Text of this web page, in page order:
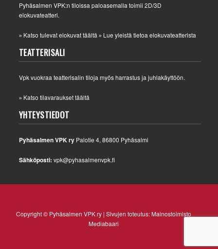
Pyhäsalmen VPK:n tiloissa paloasemalla toimii 2D/3D
elokuvateatteri.
» Katso tulevat elokuvat täältä » Lue yleistä tietoa elokuvateatterista
TEATTERISALI
Vpk vuokraa teatterisalin tiloja myös harrastus ja juhlakäyttöön.
» Katso tilavaraukset täältä
YHTEYSTIEDOT
Pyhäsalmen VPK ry Palotie 4, 86800 Pyhäsalmi
Sähköposti: vpk@pyhasalmenvpk.fi
Copyright © Pyhäsalmen VPK ry | Sivujen toteutus:Mainostoimisto
Mediabaari